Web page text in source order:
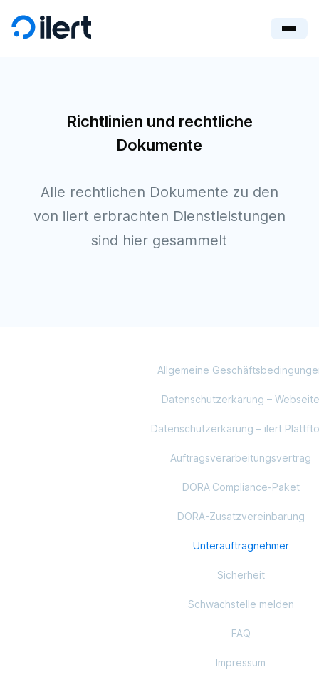
Richtlinien und rechtliche
Dokumente
Alle rechtlichen Dokumente zu den
von ilert erbrachten Dienstleistungen
sind hier gesammelt
Allgemeine
Datenschutzerkärung –
Datenschutzerkärung – ilert
Auftragsverarbeitungsvertrag
DORA Compliance‑Paket
DORA-Zusatzvereinbarung
Unterauftragnehmer
Sicherheit
Schwachstelle melden
FAQ
Impressum